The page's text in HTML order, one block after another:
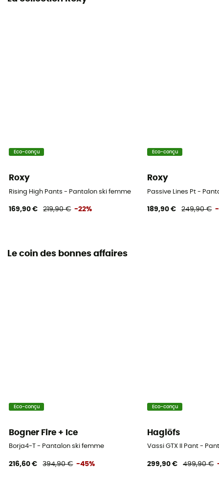
Eco-conçu
Roxy
Rising High Pants - Pantalon ski femme
169,90 € 219,90 € -22%
Eco-conçu
Roxy
Passive Lines Pt -
189,90 € 249,90 € -
Le coin des bonnes affaires
Eco-conçu
Bogner Fire + Ice
Borja4-T - Pantalon ski femme
216,60 € 394,90 € -45%
Eco-conçu
Haglöfs
Vassi GTX II Pant -
299,90 € 499,90 €